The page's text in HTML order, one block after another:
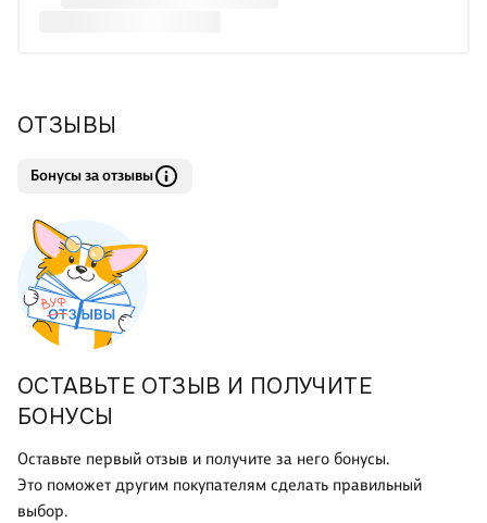
ОТЗЫВЫ
Бонусы за отзывы
ОСТАВЬТЕ ОТЗЫВ И ПОЛУЧИТЕ
БОНУСЫ
Оставьте первый отзыв и получите за него бонусы.
Это поможет другим покупателям сделать правильный
выбор.